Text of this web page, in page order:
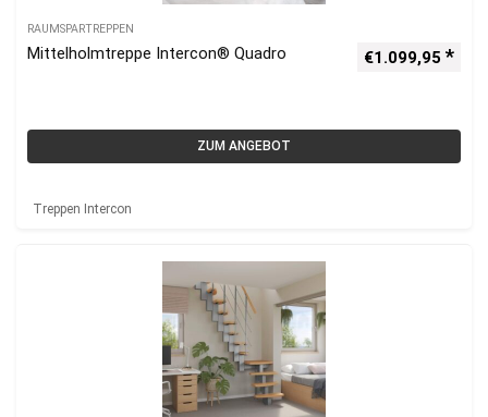
RAUMSPARTREPPEN
Mittelholmtreppe Intercon® Quadro €1.099,95
ZUM ANGEBOT
Treppen Intercon